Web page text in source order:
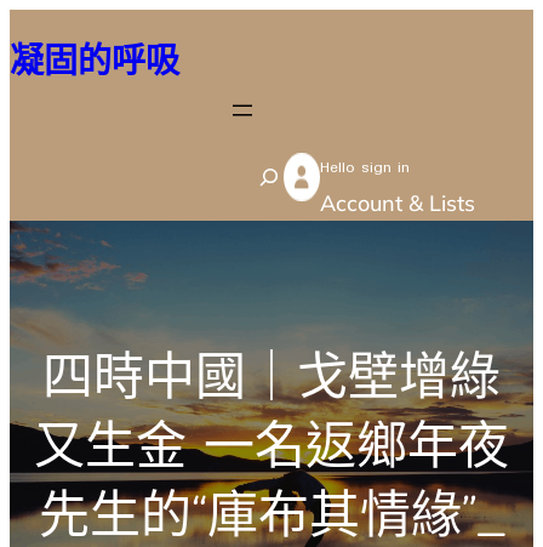
至
容
凝固的呼吸
S
e
Hello sign in
Account & Lists
四時中國｜戈壁增綠
又生金 一名返鄉年夜
先生的“庫布其情緣”_